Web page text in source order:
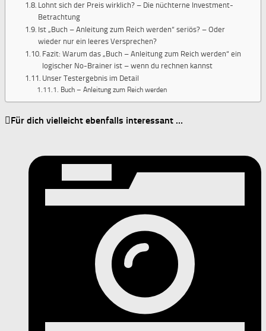
Lohnt sich der Preis wirklich? – Die nüchterne Investment-
Betrachtung
Ist „Buch – Anleitung zum Reich werden“ seriös? – Oder
wieder nur ein leeres Versprechen?
Fazit: Warum das „Buch – Anleitung zum Reich werden“ ein
logischer No-Brainer ist – wenn du rechnen kannst
Unser Testergebnis im Detail
Buch – Anleitung zum Reich werden
Für dich vielleicht ebenfalls interessant …